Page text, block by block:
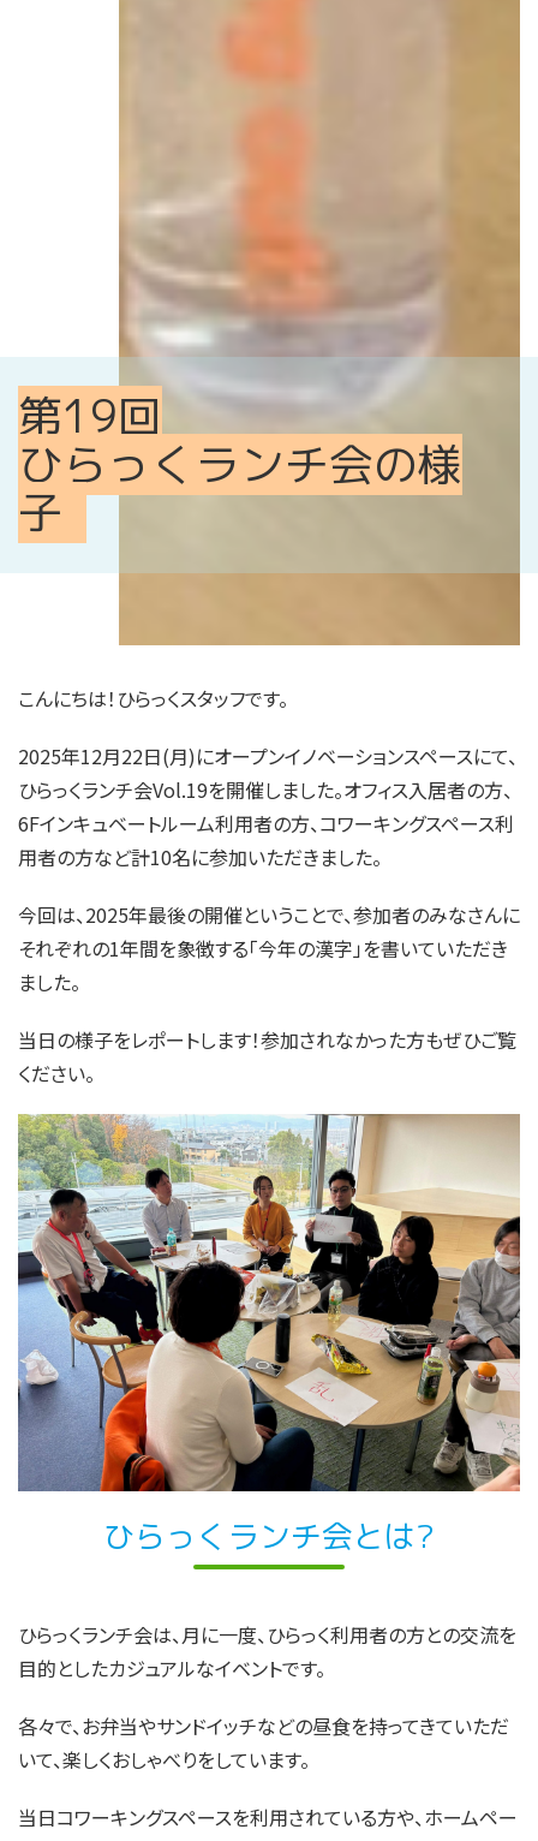
第19回
ひらっくランチ会の様
子
こんにちは！ひらっくスタッフです。
2025年12月22日(月)にオープンイノベーションスペースにて、
ひらっくランチ会Vol.19を開催しました。オフィス入居者の方、
6Fインキュベートルーム利用者の方、コワーキングスペース利
用者の方など計10名に参加いただきました。
今回は、2025年最後の開催ということで、参加者のみなさんに
それぞれの1年間を象徴する「今年の漢字」を書いていただき
ました。
当日の様子をレポートします！参加されなかった方もぜひご覧
ください。
ひらっくランチ会とは?
ひらっくランチ会は、月に一度、ひらっく利用者の方との交流を
目的としたカジュアルなイベントです。
各々で、お弁当やサンドイッチなどの昼食を持ってきていただ
いて、楽しくおしゃべりをしています。
当日コワーキングスペースを利用されている方や、ホームペー